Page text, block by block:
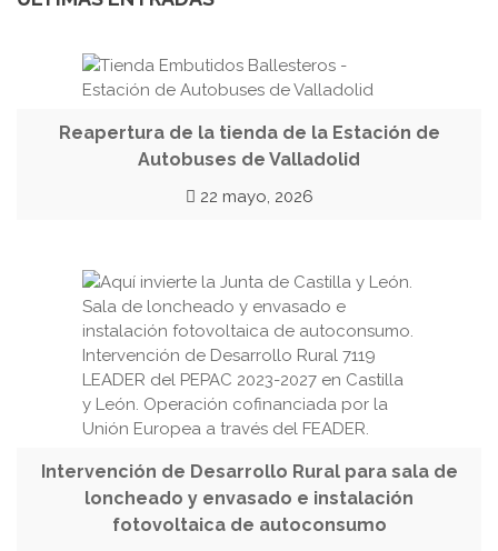
Reapertura de la tienda de la Estación de
Autobuses de Valladolid
22 mayo, 2026
Intervención de Desarrollo Rural para sala de
loncheado y envasado e instalación
fotovoltaica de autoconsumo